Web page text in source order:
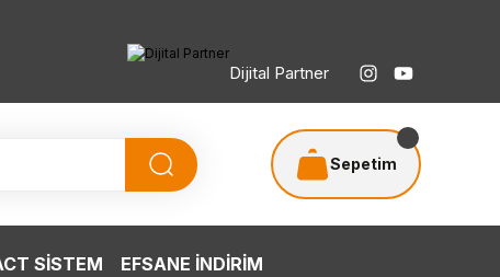
Dijital Partner
Sepetim
SİSTEM EFSANE İNDİRİM